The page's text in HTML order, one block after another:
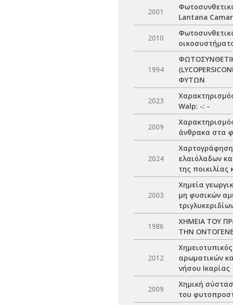
2001
Lantana
2010
1994
ΦΥΤΩΝ
2023
Walp: -: -
2009
άνθρακα στα
2024
Χαρτογράφηση
ελαιόλαδων
της
2003
Χημεία
μη φυσικών
1986
ΧΗΜΕΙΑ ΤΟΥ
ΤΗΝ
2012
αρωματικών
νήσου Ικαρίας
2009
Χημική
του